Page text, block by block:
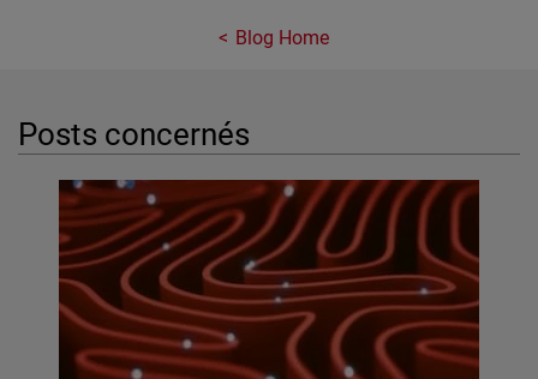
Blog Home
Posts concernés